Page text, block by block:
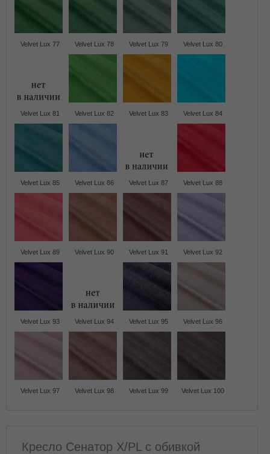
Velvet Lux 77 Velvet Lux 78 Velvet Lux 79 Velvet Lux 80
Velvet Lux 81 Velvet Lux 82 Velvet Lux 83 Velvet Lux 84
Velvet Lux 85 Velvet Lux 86 Velvet Lux 87 Velvet Lux 88
Velvet Lux 89 Velvet Lux 90 Velvet Lux 91 Velvet Lux 92
Velvet Lux 93 Velvet Lux 94 Velvet Lux 95 Velvet Lux 96
Velvet Lux 97 Velvet Lux 98 Velvet Lux 99 Velvet Lux 100
Кресло Сенатор X/PL с обивкой